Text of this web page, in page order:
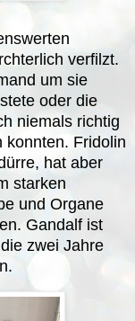
verfilzt.
um sie
oder die
niemals richtig
konnten. Fridolin
hat aber
starken
und Organe
Gandalf ist
zwei Jahre